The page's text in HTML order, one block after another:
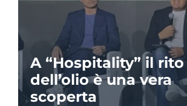
A “Hospitality” il rito
dell’olio è una vera
scoperta